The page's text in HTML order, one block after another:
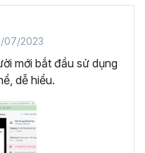
07/2023
mới bắt đầu sử dụng
dễ hiểu.